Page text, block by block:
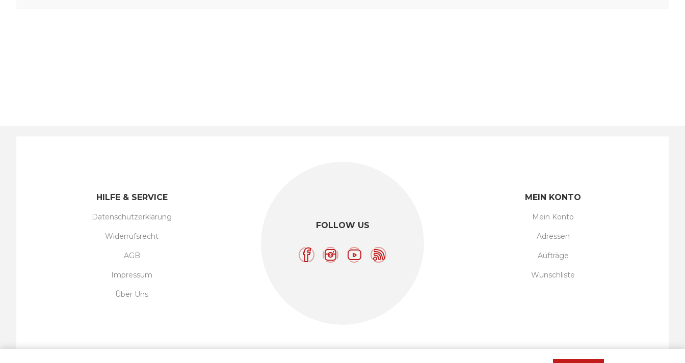
FOLLOW US
HILFE & SERVICE
Datenschutzerklärung
Widerrufsrecht
AGB
Impressum
Über Uns
MEIN KONTO
Mein Konto
Adressen
Aufträge
Wunschliste